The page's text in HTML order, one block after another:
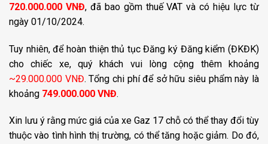
720.000.000 VNĐ, đã bao gồm thuế VAT và có hiệu lực từ
ngày 01/10/2024.
Tuy nhiên, để hoàn thiện thủ tục Đăng ký Đăng kiểm (ĐKĐK)
cho chiếc xe, quý khách vui lòng cộng thêm khoảng
~29.000.000 VNĐ. Tổng chi phí để sở hữu siêu phẩm này là
khoảng 749.000.000 VNĐ.
Xin lưu ý rằng mức giá của xe Gaz 17 chỗ có thể thay đổi tùy
thuộc vào tình hình thị trường, có thể tăng hoặc giảm. Do đó,